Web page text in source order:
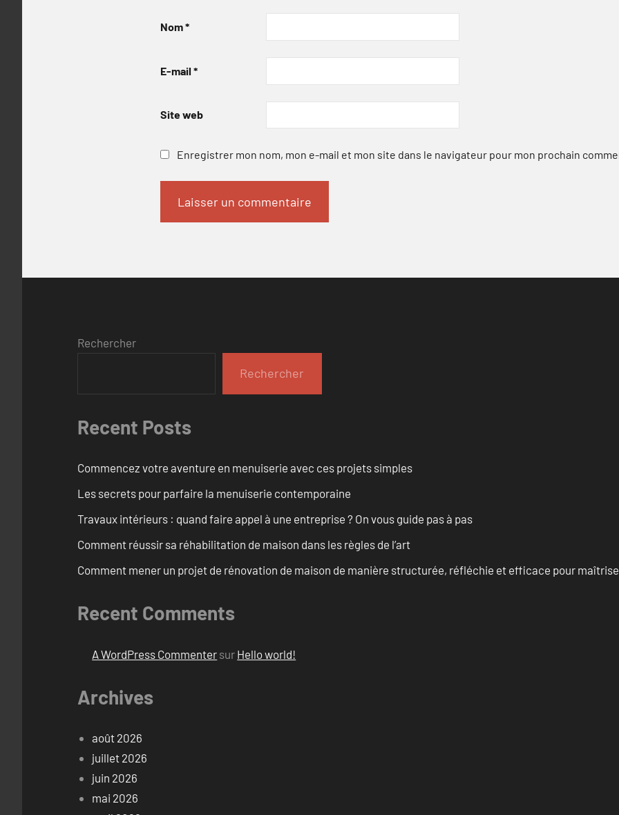
Nom*
E-mail *
Site web
Enregistrer mon nom, mon e-mail et mon site dans le navigateur pour mon prochain
Rechercher
Rechercher
Recent Posts
Commencez votre aventure en menuiserie avec ces projets simples
Les secrets pour parfaire la menuiserie contemporaine
Travaux intérieurs : quand faire appel à une entreprise ? On vous guide pas à pas
Comment réussir sa réhabilitation de maison dans les règles de l’art
Comment mener un projet de rénovation de maison de manière structurée, réfléchie et efficace pour
Recent Comments
A WordPress Commenter sur Hello world!
Archives
août 2026
juillet 2026
juin 2026
mai 2026